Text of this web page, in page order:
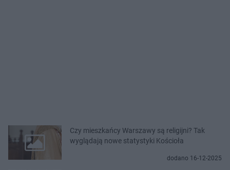
Czy mieszkańcy Warszawy są religijni? Tak
wyglądają nowe statystyki Kościoła
dodano 16-12-2025